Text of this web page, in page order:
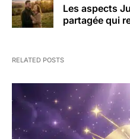
Les aspects
partagée qui
RELATED POSTS